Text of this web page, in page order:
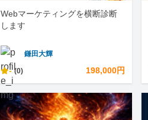
Webマーケティングを横断診断
します
鎌田大輝
- (0) 198,000円